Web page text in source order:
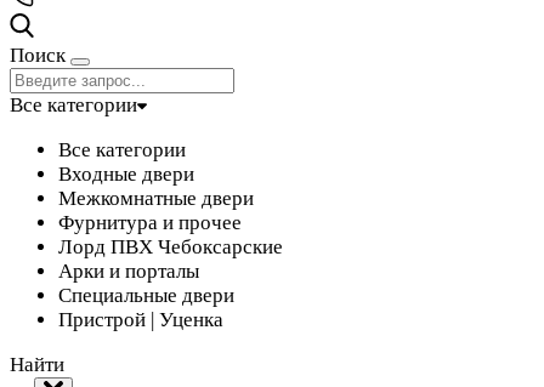
Поиск
Все категории
Все категории
Входные двери
Межкомнатные двери
Фурнитура и прочее
Лорд ПВХ Чебоксарские
Арки и порталы
Специальные двери
Пристрой | Уценка
Найти